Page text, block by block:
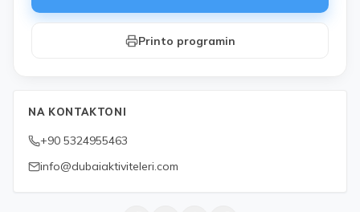
Printo programin
NA KONTAKTONI
+90 5324955463
info@dubaiaktiviteleri.com